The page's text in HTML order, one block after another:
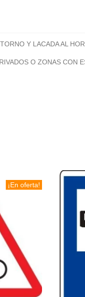
Y LACADA AL
O ZONAS CON
¡En oferta!